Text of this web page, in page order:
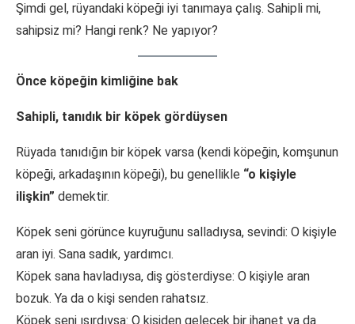
Şimdi gel, rüyandaki köpeği iyi tanımaya çalış. Sahipli mi,
sahipsiz mi? Hangi renk? Ne yapıyor?
Önce köpeğin kimliğine bak
Sahipli, tanıdık bir köpek gördüysen
Rüyada tanıdığın bir köpek varsa (kendi köpeğin, komşunun
köpeği, arkadaşının köpeği), bu genellikle “o kişiyle
ilişkin” demektir.
Köpek seni görünce kuyruğunu salladıysa, sevindi: O kişiyle
aran iyi. Sana sadık, yardımcı.
Köpek sana havladıysa, diş gösterdiyse: O kişiyle aran
bozuk. Ya da o kişi senden rahatsız.
Köpek seni ısırdıysa: O kişiden gelecek bir ihanet ya da